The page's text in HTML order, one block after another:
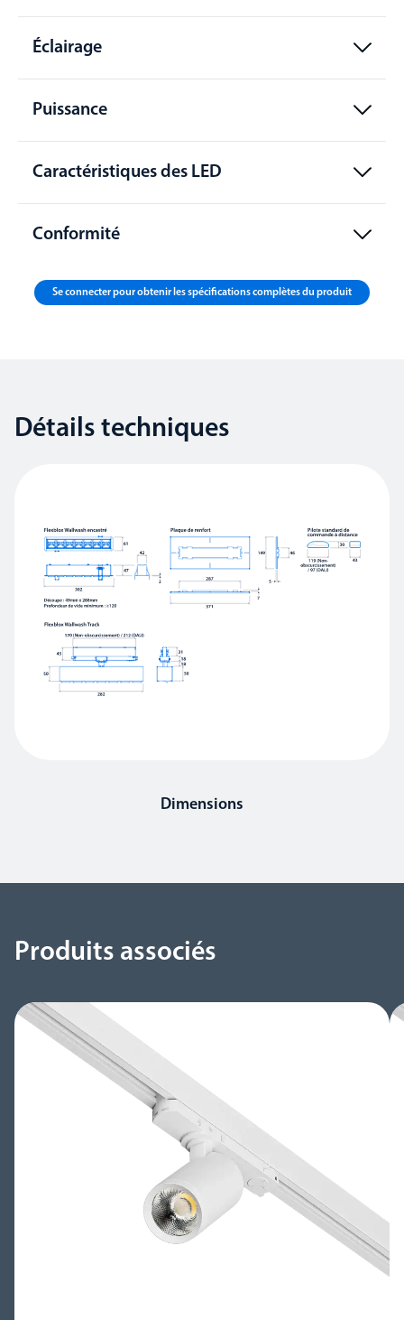
Éclairage
Puissance
Caractéristiques des LED
Conformité
Se connecter pour obtenir les spécifications complètes du produit
Détails techniques
Dimensions
Produits associés